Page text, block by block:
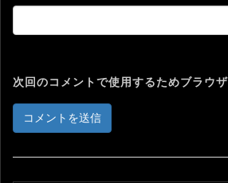
次回のコメントで使用するためブラウ